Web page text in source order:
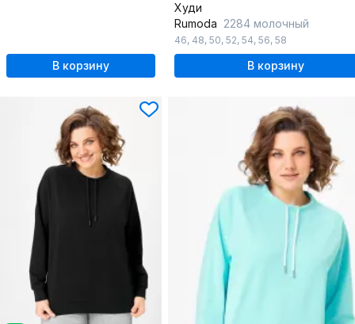
В корзину
Худи
Rumoda 2284 молочный
46, 48, 50, 52, 54, 56, 58
В корзину